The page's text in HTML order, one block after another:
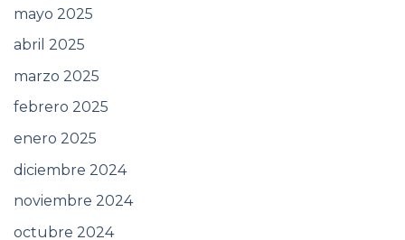
mayo 2025
abril 2025
marzo 2025
febrero 2025
enero 2025
diciembre 2024
noviembre 2024
octubre 2024